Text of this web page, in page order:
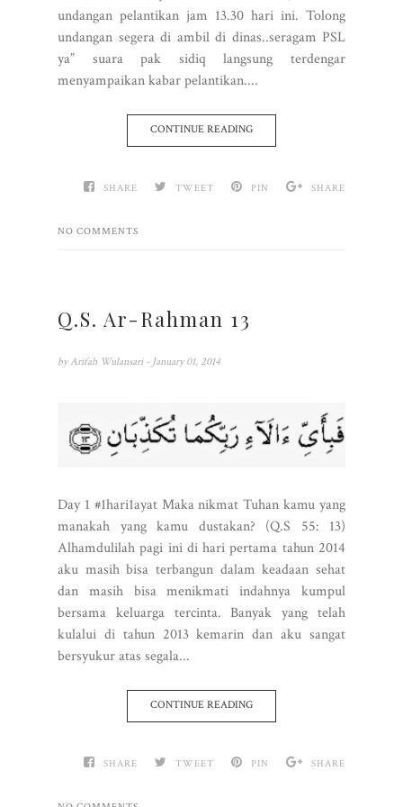
undangan pelantikan jam 13.30 hari ini. Tolong
undangan segera di ambil di dinas..seragam PSL
ya” suara pak sidiq langsung terdengar
menyampaikan kabar pelantikan....
CONTINUE READING
SHARE TWEET PIN SHARE
NO COMMENTS
Q.S. Ar-Rahman 13
by Arifah Wulansari - January 01, 2014
Day 1 #1hari1ayat Maka nikmat Tuhan kamu yang
manakah yang kamu dustakan? (Q.S 55: 13)
Alhamdulilah pagi ini di hari pertama tahun 2014
aku masih bisa terbangun dalam keadaan sehat
dan masih bisa menikmati indahnya kumpul
bersama keluarga tercinta. Banyak yang telah
kulalui di tahun 2013 kemarin dan aku sangat
bersyukur atas segala...
CONTINUE READING
SHARE TWEET PIN SHARE